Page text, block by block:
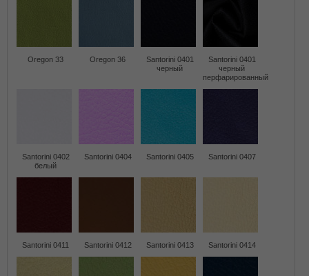
Oregon 33 Oregon 36
Santorini 0401
черный
Santorini 0401
черный
перфарированный
Santorini 0402
белый
Santorini 0404 Santorini 0405 Santorini 0407
Santorini 0411 Santorini 0412 Santorini 0413 Santorini 0414